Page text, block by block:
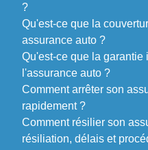
?
Qu'est-ce que la
assurance auto ?
Qu'est-ce que la
l'assurance auto ?
Comment arrêter son
rapidement ?
Comment résilier son
résiliation, délais et